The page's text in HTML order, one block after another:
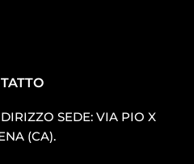
SEDE: VIA PIO X
(CA).